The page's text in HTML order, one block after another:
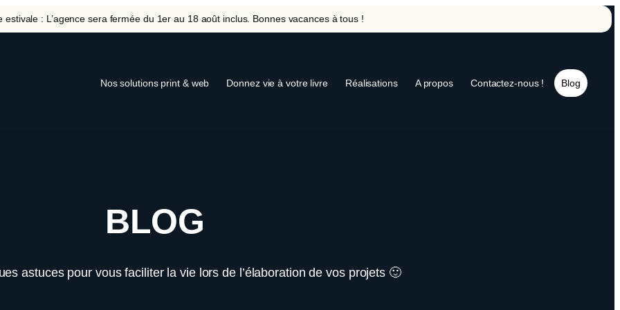
estivale : L’agence sera fermée du 1er au 18 août inclus. Bonnes vacances à tous !
Nos solutions print & web Donnez vie à votre livre Réalisations A propos Contactez-nous ! Blog
BLOG
astuces pour vous faciliter la vie lors de l’élaboration de vos projets 🙂